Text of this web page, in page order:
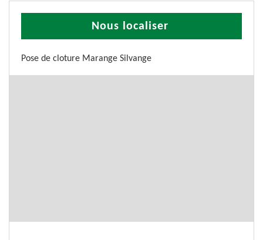
Nous localiser
Pose de cloture Marange Silvange